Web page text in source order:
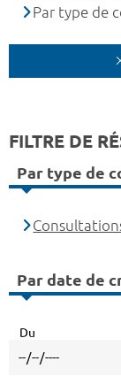
Par type de
FILTRE DE
Par type de
Par date de
Du